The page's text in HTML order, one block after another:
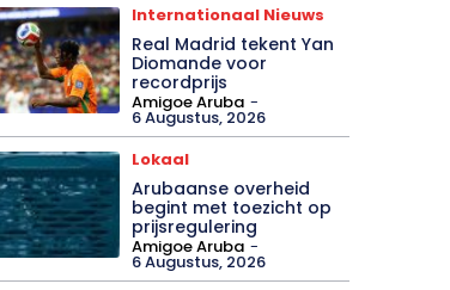
Internationaal Nieuws
Real Madrid tekent Yan
Diomande voor
recordprijs
Amigoe Aruba -
6 Augustus, 2026
Lokaal
Arubaanse overheid
begint met toezicht op
prijsregulering
Amigoe Aruba -
6 Augustus, 2026